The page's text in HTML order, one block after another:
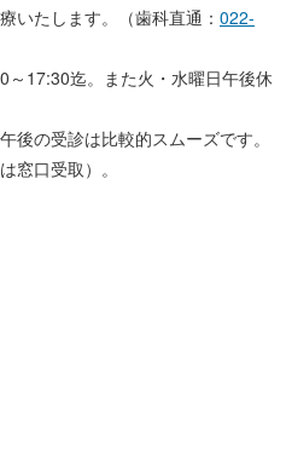
いたします。（歯科直通： 022-
17:30迄。また火・水曜日午後休
後の受診は比較的スムーズです。
窓口受取）。